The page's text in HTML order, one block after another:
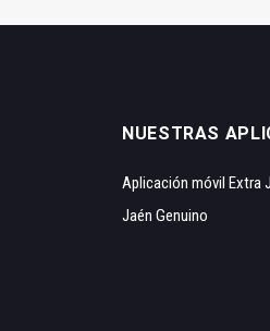
NUESTRAS
Aplicación móvil Extra
Jaén Genuino